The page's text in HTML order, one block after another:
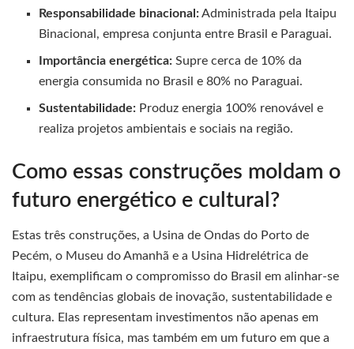
Responsabilidade binacional:Administrada pela Itaipu
Binacional, empresa conjunta entre Brasil e Paraguai.
Importância energética: Supre cerca de 10% da
energia consumida no Brasil e 80% no Paraguai.
Sustentabilidade: Produz energia 100% renovável e
realiza projetos ambientais e sociais na região.
Como essas construções moldam o
futuro energético e cultural?
Estas três construções, a Usina de Ondas do Porto de
Pecém, o Museu do Amanhã e a Usina Hidrelétrica de
Itaipu, exemplificam o compromisso do Brasil em alinhar-se
com as tendências globais de inovação, sustentabilidade e
cultura. Elas representam investimentos não apenas em
infraestrutura física, mas também em um futuro em que a